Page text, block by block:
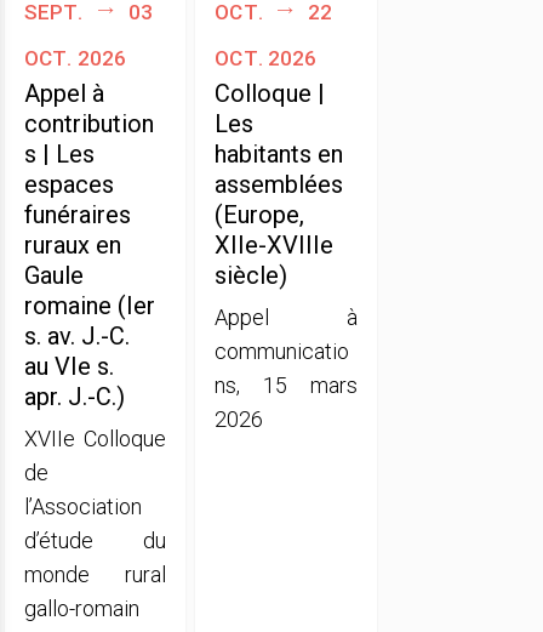
sept.
03
oct. 2026
Appel à
contribution
s | Les
espaces
funéraires
ruraux en
Gaule
romaine (Ier
s. av. J.-C.
au VIe s.
apr. J.-C.)
XVIIe Colloque
de
l’Association
d’étude du
monde rural
gallo-romain
oct.
22
oct. 2026
Colloque |
Les
habitants en
assemblées
(Europe,
XIIe-XVIIIe
siècle)
Appel à
communicatio
ns, 15 mars
2026